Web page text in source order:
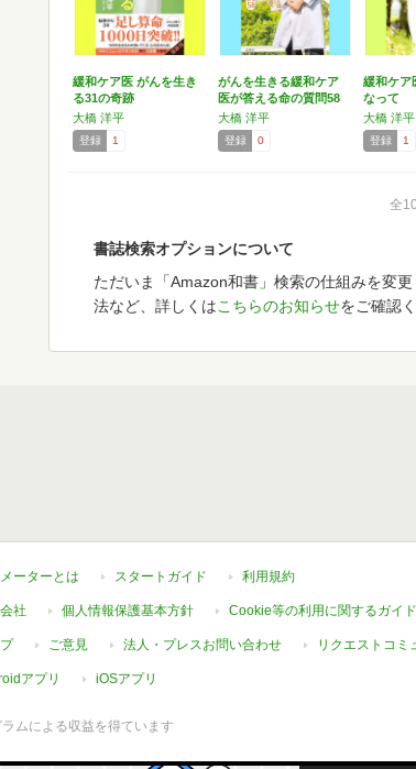
緩和ケア医 がんを生き
る31の奇跡
大橋 洋平
登録 1
がんを生きる緩和ケア
医が答える命の質問58
大橋 洋平
登録 0
緩和ケア
なって
大橋 洋平
登録 1
全
書誌検索オプションについて
ただいま「Amazon和書」検索の仕組みを変
法など、詳しくはこちらのお知らせをご確認
ーターとは スタートガイド 利用規約
社 個人情報保護基本方針 Cookie等の利用に関するガイ
ご意見 法人・プレスお問い合わせ リクエストコミ
アプリ iOSアプリ
ムによる収益を得ています